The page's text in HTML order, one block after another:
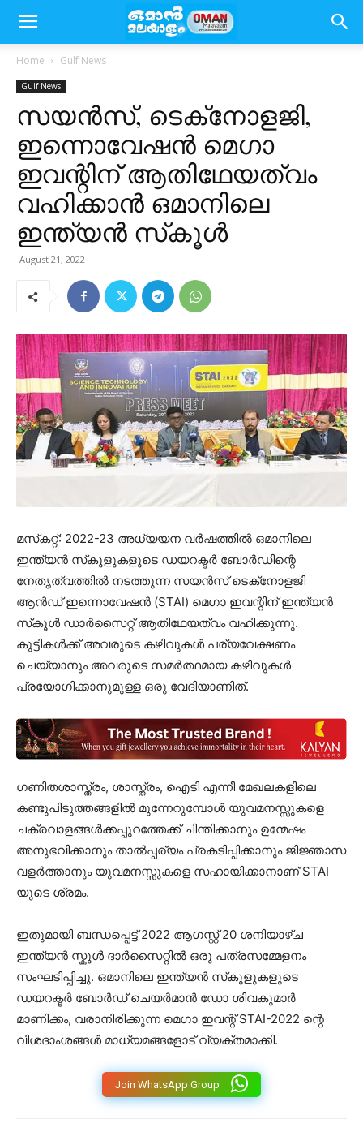
Home Gulf News
Gulf News
സയൻസ്, ടെക്‌നോളജി,
ഇന്നൊവേഷൻ മെഗാ
ഇവന്റിന് ആതിഥേയത്വം
വഹിക്കാൻ ഒമാനിലെ
ഇന്ത്യൻ സ്‌കൂൾ
August 21, 2022
മസ്‌കറ്റ്: 2022-23 അധ്യയന വർഷത്തിൽ ഒമാനിലെ
ഇന്ത്യൻ സ്‌കൂളുകളുടെ ഡയറക്ടർ ബോർഡിന്റെ
നേതൃത്വത്തിൽ നടത്തുന്ന സയൻസ് ടെക്‌നോളജി
ആൻഡ് ഇന്നൊവേഷൻ (STAI) മെഗാ ഇവന്റിന് ഇന്ത്യൻ
സ്‌കൂൾ ഡാർസൈറ്റ് ആതിഥേയത്വം വഹിക്കുന്നു.
കുട്ടികൾക്ക് അവരുടെ കഴിവുകൾ പര്യവേക്ഷണം
ചെയ്യാനും അവരുടെ സമർത്ഥമായ കഴിവുകൾ
പ്രയോഗിക്കാനുമുള്ള ഒരു വേദിയാണിത്.
ഗണിതശാസ്ത്രം, ശാസ്ത്രം, ഐടി എന്നീ മേഖലകളിലെ
കണ്ടുപിടുത്തങ്ങളിൽ മുന്നേറുമ്പോൾ യുവമനസ്സുകളെ
ചക്രവാളങ്ങൾക്കപ്പുറത്തേക്ക് ചിന്തിക്കാനും ഉന്മേഷം
അനുഭവിക്കാനും താൽപ്പര്യം പ്രകടിപ്പിക്കാനും ജിജ്ഞാസ
വളർത്താനും യുവമനസ്സുകളെ സഹായിക്കാനാണ് STAI
യുടെ ശ്രമം.
ഇതുമായി ബന്ധപ്പെട്ട് 2022 ആഗസ്റ്റ് 20 ശനിയാഴ്ച
ഇന്ത്യൻ സ്കൂൾ ദാർസൈറ്റിൽ ഒരു പത്രസമ്മേളനം
സംഘടിപ്പിച്ചു. ഒമാനിലെ ഇന്ത്യൻ സ്‌കൂളുകളുടെ
ഡയറക്ടർ ബോർഡ് ചെയർമാൻ ഡോ ശിവകുമാർ
മാണിക്കം, വരാനിരിക്കുന്ന മെഗാ ഇവന്റ് STAI-2022 ന്റെ
വിശദാംശങ്ങൾ മാധ്യമങ്ങളോട് വ്യക്തമാക്കി.
Join WhatsApp Group